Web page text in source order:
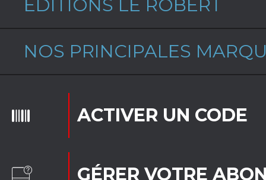
ÉDITIONS LE ROBERT
NOS PRINCIPALES
ACTIVER UN CODE
GÉRER VOTRE